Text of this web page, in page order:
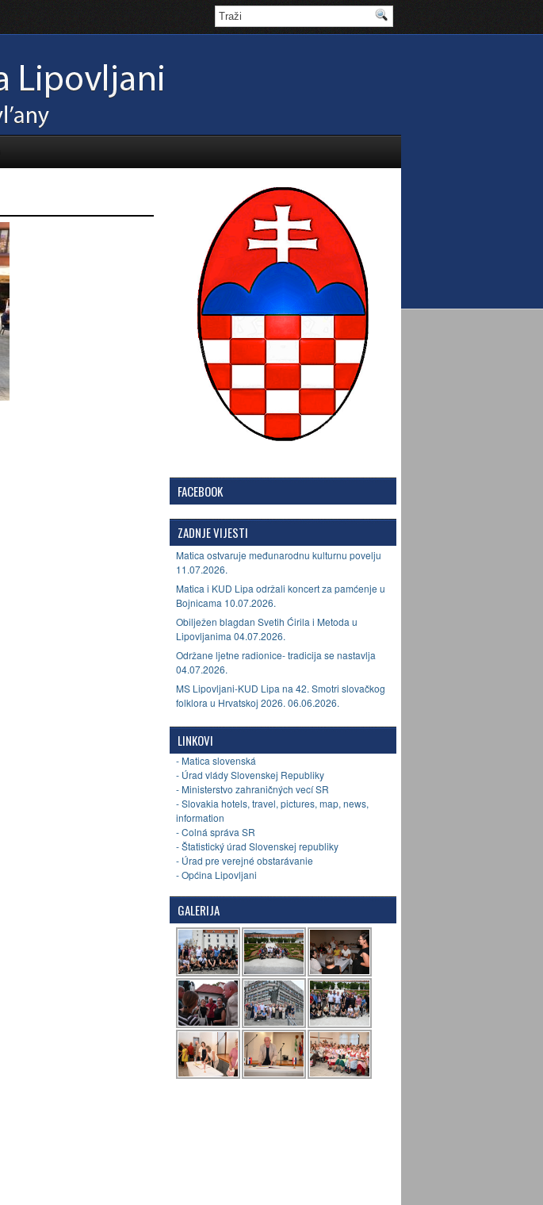
FACEBOOK
ZADNJE VIJESTI
Matica ostvaruje međunarodnu kulturnu povelju
11.07.2026.
Matica i KUD Lipa održali koncert za pamćenje u
Bojnicama 10.07.2026.
Obilježen blagdan Svetih Ćirila i Metoda u
Lipovljanima 04.07.2026.
Održane ljetne radionice- tradicija se nastavlja
04.07.2026.
MS Lipovljani-KUD Lipa na 42. Smotri slovačkog
folklora u Hrvatskoj 2026. 06.06.2026.
LINKOVI
- Matica slovenská
- Úrad vlády Slovenskej Republiky
- Ministerstvo zahraničných vecí SR
- Slovakia hotels, travel, pictures, map, news,
information
- Colná správa SR
- Štatistický úrad Slovenskej republiky
- Úrad pre verejné obstarávanie
- Općina Lipovljani
GALERIJA